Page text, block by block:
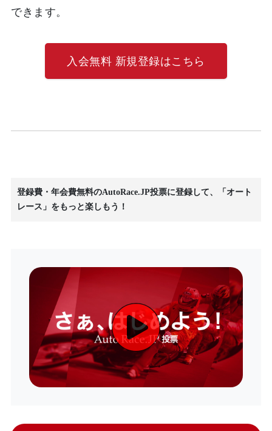
できます。
入会無料 新規登録はこちら
登録費・年会費無料のAutoRace.JP投票に登録して、「オート
レース」をもっと楽しもう！